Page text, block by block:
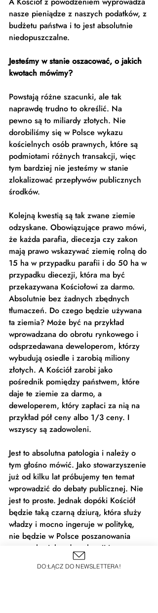
nasze pieniądze z naszych podatków, z
budżetu państwa i to jest absolutnie
niedopuszczalne.
Jesteśmy w stanie oszacować, o jakich
kwotach mówimy?
Powstają różne szacunki, ale tak
naprawdę trudno to określić. Na
pewno są to miliardy złotych. Nie
dorobiliśmy się w Polsce wykazu
kościelnych osób prawnych, które są
podmiotami różnych transakcji, więc
tym bardziej nie jesteśmy w stanie
zlokalizować przepływów publicznych
środków.
Kolejną kwestią są tak zwane ziemie
odzyskane. Obowiązujące prawo mówi,
że każda parafia, diecezja czy zakon
mają prawo wskazywać ziemię rolną do
15 ha w przypadku parafii i do 50 ha w
przypadku diecezji, która ma być
przekazywana Kościołowi za darmo.
Absolutnie bez żadnych zbędnych
tłumaczeń. Do czego będzie używana
ta ziemia? Może być na przykład
wprowadzana do obrotu rynkowego i
odsprzedawana deweloperom, którzy
wybudują osiedle i zarobią miliony
złotych. A Kościół zarobi jako
pośrednik pomiędzy państwem, które
daje te ziemie za darmo, a
deweloperem, który zapłaci za nią na
przykład pół ceny albo 1/3 ceny. I
wszyscy są zadowoleni.
Jest to absolutna patologia i należy o
tym głośno mówić. Jako stowarzyszenie
już od kilku lat próbujemy ten temat
wprowadzić do debaty publicznej. Nie
jest to proste. Jednak dopóki Kościół
będzie taką czarną dziurą, która służy
władzy i mocno ingeruje w politykę,
nie będzie w Polsce poszanowania
praw człowieka, demokracji i
praworządności. W państwie
demokratycznym i praworządnym tego
DO:ŁĄCZ DO NEWSLETTERA!